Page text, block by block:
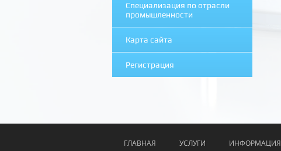
Специализация по отрасли
промышленности
Карта сайта
Регистрация
ГЛАВНАЯ УСЛУГИ ИНФОРМАЦИЯ